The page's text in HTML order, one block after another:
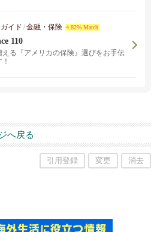
がご希望に沿ったスタディプランを完
提供致します。スケジュールや学習目
せて、あなたにピッタリの講師をご紹
イド /金融・保険 4.82% Match
110
える『アメリカの保険』選びをお手伝
へ戻る
引用登録 変更 消去